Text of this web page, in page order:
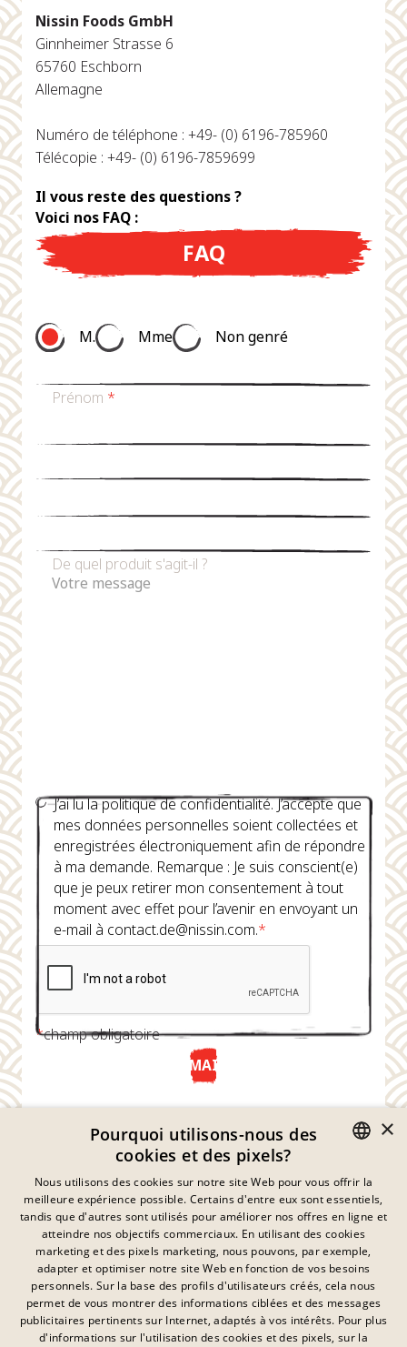
Nissin Foods GmbH
Ginnheimer Strasse 6
65760 Eschborn
Allemagne
Numéro de téléphone : +49- (0) 6196-785960
Télécopie : +49- (0) 6196-7859699
Il vous reste des questions ?
Voici nos FAQ :
FAQ
M. Mme Non genré
Prénom *
De quel produit s'agit-il ?
J’ai lu la politique de confidentialité. J’accepte que
mes données personnelles soient collectées et
enregistrées électroniquement afin de répondre
à ma demande. Remarque : Je suis conscient(e)
que je peux retirer mon consentement à tout
moment avec effet pour l’avenir en envoyant un
e-mail à contact.de@nissin.com.*
*champ obligatoire
ENVOYER MAINTENANT
Déclaration De Confidentialité
Empreinte
Mentions Légales
Contact
GERMAN
FRENCH
DANISH
SWEDISH
HUNGARIAN
×
Pourquoi utilisons-nous des
cookies et des pixels?
Nous utilisons des cookies sur notre site Web pour vous offrir la
meilleure expérience possible. Certains d'entre eux sont essentiels,
tandis que d'autres sont utilisés pour améliorer nos offres en ligne et
atteindre nos objectifs commerciaux. En utilisant des cookies
marketing et des pixels marketing, nous pouvons, par exemple,
adapter et optimiser notre site Web en fonction de vos besoins
personnels. Sur la base des profils d'utilisateurs créés, cela nous
permet de vous montrer des informations ciblées et des messages
publicitaires pertinents sur Internet, adaptés à vos intérêts. Pour plus
d'informations sur l'utilisation des cookies et des pixels, sur la